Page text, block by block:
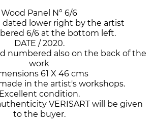
Wood Panel N° 6/6
dated lower right by the artist
6/6 at the bottom left.
DATE / 2020.
numbered also on the back of the
work
61 X 46 cms
in the artist's workshops.
Excellent condition.
VERISART will be given
to the buyer.